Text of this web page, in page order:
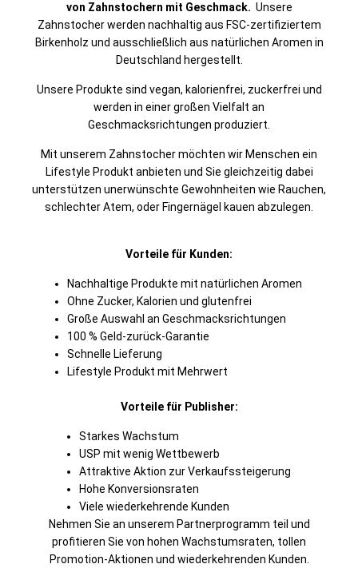
von Zahnstochern mit Geschmack. Unsere
Zahnstocher werden nachhaltig aus FSC-zertifiziertem
Birkenholz und ausschließlich aus natürlichen Aromen in
Deutschland hergestellt.
Unsere Produkte sind vegan, kalorienfrei, zuckerfrei und
werden in einer großen Vielfalt an
Geschmacksrichtungen produziert.
Mit unserem Zahnstocher möchten wir Menschen ein
Lifestyle Produkt anbieten und Sie gleichzeitig dabei
unterstützen unerwünschte Gewohnheiten wie Rauchen,
schlechter Atem, oder Fingernägel kauen abzulegen.
Vorteile für Kunden:
Nachhaltige Produkte mit natürlichen Aromen
Ohne Zucker, Kalorien und glutenfrei
Große Auswahl an Geschmacksrichtungen
100 % Geld-zurück-Garantie
Schnelle Lieferung
Lifestyle Produkt mit Mehrwert
Vorteile für Publisher:
Starkes Wachstum
USP mit wenig Wettbewerb
Attraktive Aktion zur Verkaufssteigerung
Hohe Konversionsraten
Viele wiederkehrende Kunden
Nehmen Sie an unserem Partnerprogramm teil und
profitieren Sie von hohen Wachstumsraten, tollen
Promotion-Aktionen und wiederkehrenden Kunden.